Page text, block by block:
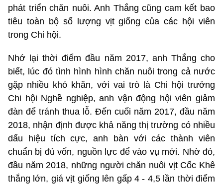
phát triển chăn nuôi. Anh Thắng cũng cam kết bao
tiêu toàn bộ số lượng vịt giống của các hội viên
trong Chi hội.
Nhớ lại thời điểm đầu năm 2017, anh Thắng cho
biết, lúc đó tình hình hình chăn nuôi trong cả nước
gặp nhiều khó khăn, với vai trò là Chi hội trưởng
Chi hội Nghề nghiệp, anh vận động hội viên giảm
đàn để tránh thua lỗ. Đến cuối năm 2017, đầu năm
2018, nhận định được khả năng thị trường có nhiều
dấu hiệu tích cực, anh bàn với các thành viên
chuẩn bị đủ vốn, nguồn lực để vào vụ mới. Nhờ đó,
đầu năm 2018, những người chăn nuôi vịt Cốc Khê
thắng lớn, giá vịt giống lên gấp 4 - 4,5 lần thời điểm